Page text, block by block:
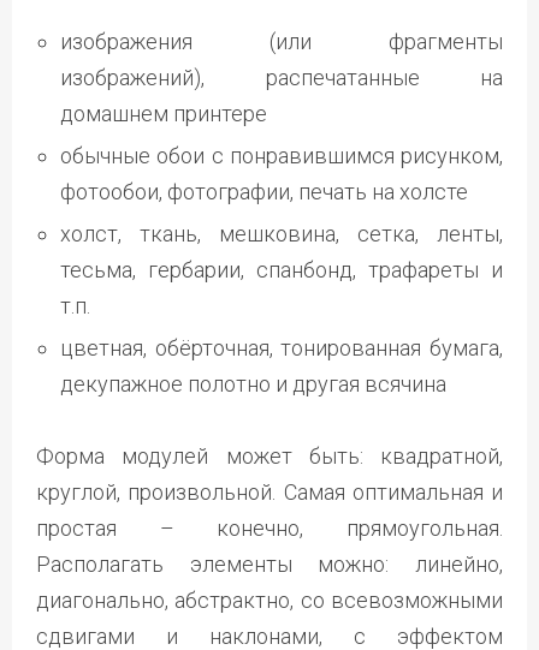
изображения (или фрагменты
изображений), распечатанные на
домашнем принтере
обычные обои с понравившимся рисунком,
фотообои, фотографии, печать на холсте
холст, ткань, мешковина, сетка, ленты,
тесьма, гербарии, спанбонд, трафареты и
т.п.
цветная, обёрточная, тонированная бумага,
декупажное полотно и другая всячина
Форма модулей может быть: квадратной,
круглой, произвольной. Самая оптимальная и
простая – конечно, прямоугольная.
Располагать элементы можно: линейно,
диагонально, абстрактно, со всевозможными
сдвигами и наклонами, с эффектом